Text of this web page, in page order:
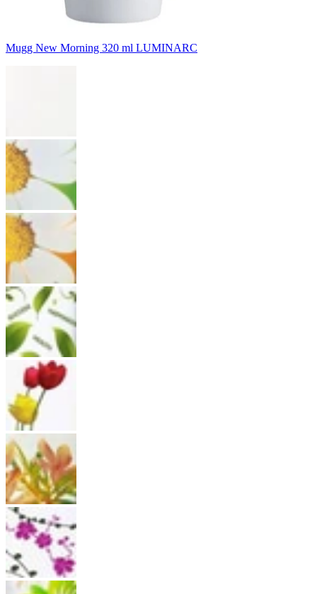
Mugg New Morning 320 ml LUMINARC